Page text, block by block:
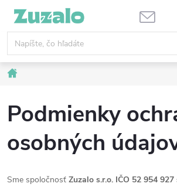
Prejsť
obsah
Podmienky
osobných
Sme spoločnosť Zuzalo s.r.o. IČO 52 954